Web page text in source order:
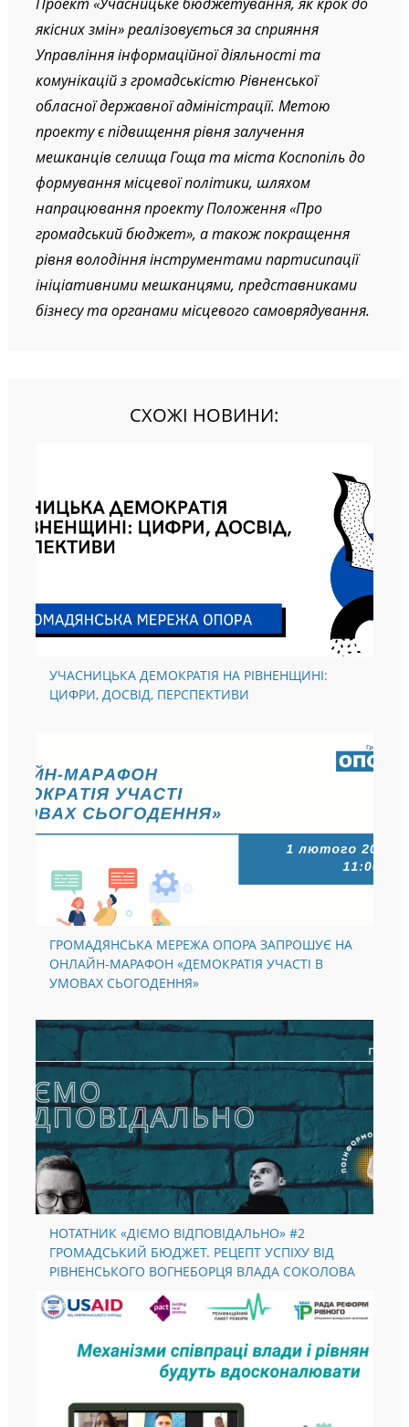
якісних змін» реалізовується за сприяння
Управління інформаційної діяльності та
комунікацій з громадськістю Рівненської
обласної державної адміністрації. Метою
проекту є підвищення рівня залучення
мешканців селища Гоща та міста Коспопіль до
формування місцевої політики, шляхом
напрацювання проекту Положення «Про
громадський бюджет», а такожпокращення
рівня володіння інструментами партисипації
ініціативними мешканцями, представниками
бізнесу та органами місцевого самоврядування.
СХОЖІ НОВИНИ:
УЧАСНИЦЬКА ДЕМОКРАТІЯ НА РІВНЕНЩИНІ:
ЦИФРИ, ДОСВІД, ПЕРСПЕКТИВИ
ГРОМАДЯНСЬКА МЕРЕЖА ОПОРА ЗАПРОШУЄ НА
ОНЛАЙН-МАРАФОН «ДЕМОКРАТІЯ УЧАСТІ В
УМОВАХ СЬОГОДЕННЯ»
НОТАТНИК «ДІЄМО ВІДПОВІДАЛЬНО» #2
ГРОМАДСЬКИЙ БЮДЖЕТ. РЕЦЕПТ УСПІХУ ВІД
РІВНЕНСЬКОГО ВОГНЕБОРЦЯ ВЛАДА СОКОЛОВА